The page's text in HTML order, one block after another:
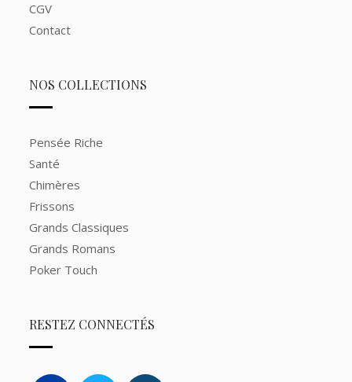
CGV
Contact
NOS COLLECTIONS
Pensée Riche
Santé
Chimères
Frissons
Grands Classiques
Grands Romans
Poker Touch
RESTEZ CONNECTÉS